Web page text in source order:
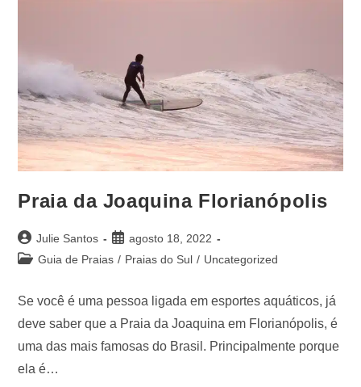
Praia da Joaquina Florianópolis
Julie Santos
agosto 18, 2022
Guia de Praias / Praias do Sul / Uncategorized
Se você é uma pessoa ligada em esportes aquáticos, já
deve saber que a Praia da Joaquina em Florianópolis, é
uma das mais famosas do Brasil. Principalmente porque
ela é…